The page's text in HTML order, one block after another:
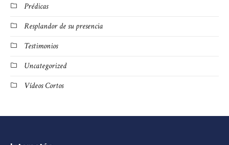
Prédicas
Resplandor de su presencia
Testimonios
Uncategorized
Vídeos Cortos